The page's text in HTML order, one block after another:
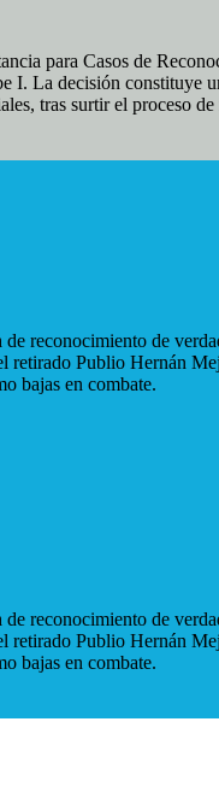
para Casos de
I. La decisión
tras surtir el proceso
reconocimiento de
retirado Publio Hernán
bajas en combate.
reconocimiento de
retirado Publio Hernán
bajas en combate.